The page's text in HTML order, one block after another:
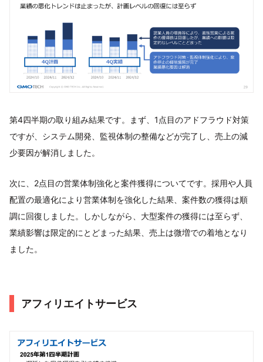
第4四半期の取り組み結果です。まず、1点目のアドフラウド対策
ですが、システム開発、監視体制の整備などが完了し、売上の減
少要因が解消しました。
次に、2点目の営業体制強化と案件獲得についてです。採用や人員
配置の最適化により営業体制を強化した結果、案件数の獲得は順
調に回復しました。しかしながら、大型案件の獲得には至らず、
業績影響は限定的にとどまった結果、売上は微増での着地となり
ました。
アフィリエイトサービス